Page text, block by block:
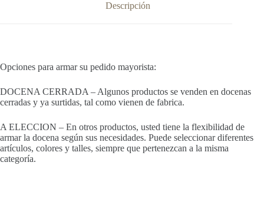
Descripción
Opciones para armar su pedido mayorista:
DOCENA CERRADA – Algunos productos se venden en docenas
cerradas y ya surtidas, tal como vienen de fabrica.
A ELECCION – En otros productos, usted tiene la flexibilidad de
armar la docena según sus necesidades. Puede seleccionar diferentes
artículos, colores y talles, siempre que pertenezcan a la misma
categoría.